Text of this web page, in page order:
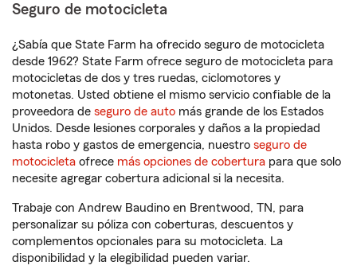
Seguro de motocicleta
¿Sabía que State Farm ha ofrecido seguro de motocicleta
desde 1962? State Farm ofrece seguro de motocicleta para
motocicletas de dos y tres ruedas, ciclomotores y
motonetas. Usted obtiene el mismo servicio confiable de la
proveedora de seguro de auto más grande de los Estados
Unidos. Desde lesiones corporales y daños a la propiedad
hasta robo y gastos de emergencia, nuestro seguro de
motocicleta ofrece más opciones de cobertura para que solo
necesite agregar cobertura adicional si la necesita.
Trabaje con Andrew Baudino en Brentwood, TN, para
personalizar su póliza con coberturas, descuentos y
complementos opcionales para su motocicleta. La
disponibilidad y la elegibilidad pueden variar.